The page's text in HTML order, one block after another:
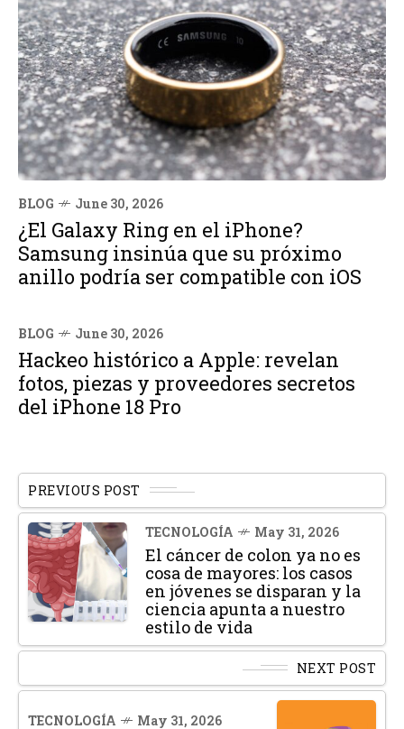
BLOG June 30, 2026
¿El Galaxy Ring en el iPhone?
Samsung insinúa que su próximo
anillo podría ser compatible con iOS
BLOG June 30, 2026
Hackeo histórico a Apple: revelan
fotos, piezas y proveedores secretos
del iPhone 18 Pro
PREVIOUS POST
TECNOLOGÍA May 31, 2026
El cáncer de colon ya no es
cosa de mayores: los casos
en jóvenes se disparan y la
ciencia apunta a nuestro
estilo de vida
NEXT POST
TECNOLOGÍA May 31, 2026